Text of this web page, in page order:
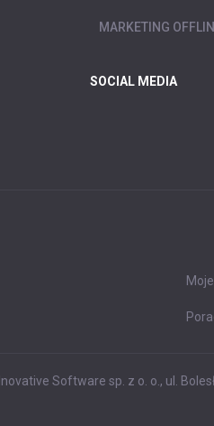
MARKETING
SOCIAL MEDIA
Software sp. z o. o., ul.